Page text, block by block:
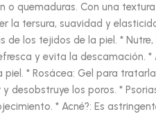
o quemaduras. Con una
la tersura, suavidad y
de los tejidos de la piel. *
y evita la descamación.
piel. * Rosácea: Gel para
desobstruye los poros. *
* Acné?: Es